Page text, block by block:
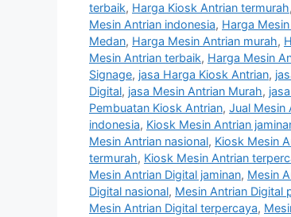
terbaik, Harga Kiosk Antrian termurah,
Mesin Antrian indonesia, Harga
Medan, Harga Mesin Antrian murah,
Mesin Antrian terbaik, Harga Mesin
Signage, jasa Harga Kiosk Antrian,
Digital, jasa Mesin Antrian Murah,
Pembuatan Kiosk Antrian, Jual Mesin
indonesia, Kiosk Mesin Antrian
Mesin Antrian nasional, Kiosk Mesin
termurah, Kiosk Mesin Antrian
Mesin Antrian Digital jaminan, Mesin
Digital nasional, Mesin Antrian Digital
Mesin Antrian Digital terpercaya,